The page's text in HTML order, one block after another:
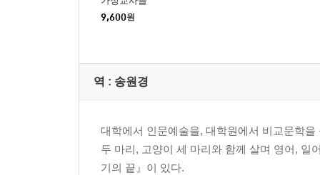
9,600원
역 : 송원경
대학에서 인문예술을, 대학원에서 비교문학
두 마리, 고양이 세 마리와 함께 살며 영어, 일
기의 끝』이 있다.